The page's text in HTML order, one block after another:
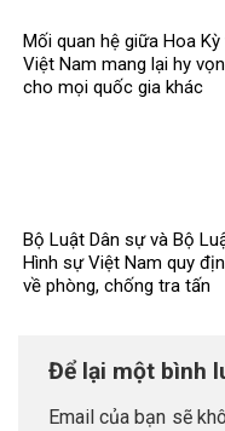
Mối quan hệ giữa Hoa Kỳ
Việt Nam mang lại hy
cho mọi quốc gia khác
Bộ Luật Dân sự và Bộ
Hình sự Việt Nam quy
về phòng, chống tra tấn
Để lại một bình
Email của bạn sẽ